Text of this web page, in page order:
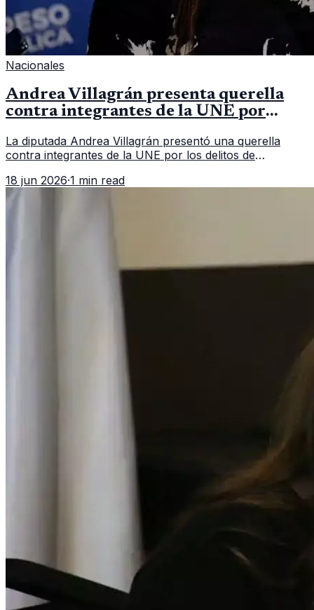
Nacionales
Andrea Villagrán presenta querella
contra integrantes de la UNE por
La diputada Andrea Villagrán presentó una querella
contra integrantes de la UNE por los delitos de
18 jun 2026·1 min read